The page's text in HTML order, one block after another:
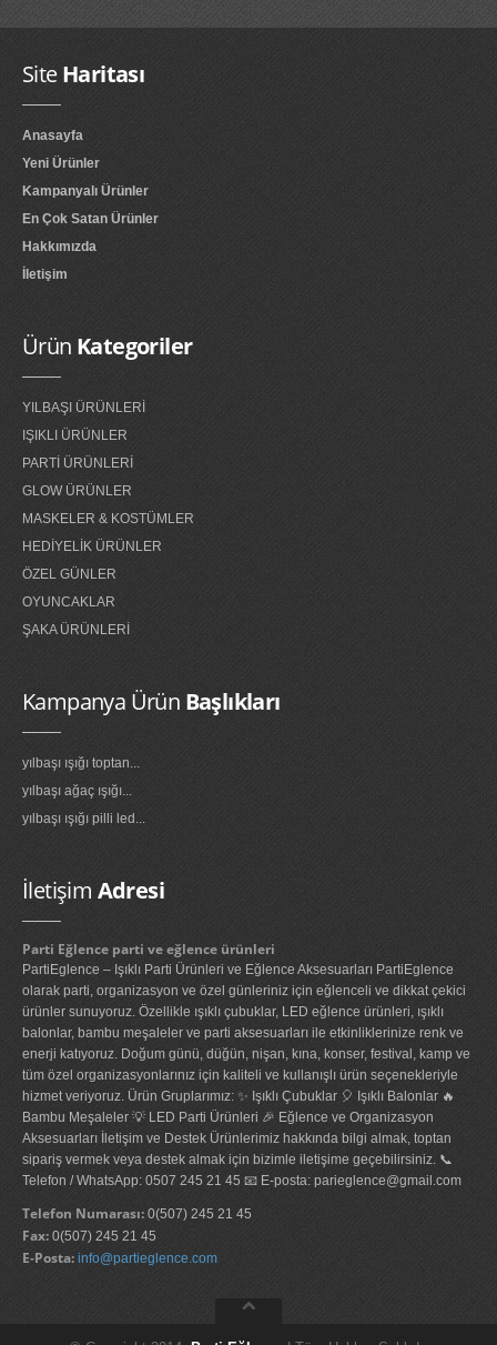
SiteHaritası
Anasayfa
Yeni Ürünler
Kampanyalı Ürünler
En Çok Satan Ürünler
Hakkımızda
İletişim
Ürün Kategoriler
YILBAŞI ÜRÜNLERİ
IŞIKLI ÜRÜNLER
PARTİ ÜRÜNLERİ
GLOW ÜRÜNLER
MASKELER & KOSTÜMLER
HEDİYELİK ÜRÜNLER
ÖZEL GÜNLER
OYUNCAKLAR
ŞAKA ÜRÜNLERİ
Kampanya Ürün Başlıkları
yılbaşı ışığı toptan...
yılbaşı ağaç ışığı...
yılbaşı ışığı pilli led...
İletişim Adresi
Parti Eğlence parti ve eğlence ürünleri
PartiEglence – Işıklı Parti Ürünleri ve Eğlence Aksesuarları PartiEglence
olarak parti, organizasyon ve özel günleriniz için eğlenceli ve dikkat çekici
ürünler sunuyoruz. Özellikle ışıklı çubuklar, LED eğlence ürünleri, ışıklı
balonlar, bambu meşaleler ve parti aksesuarları ile etkinliklerinize renk ve
enerji katıyoruz. Doğum günü, düğün, nişan, kına, konser, festival, kamp ve
tüm özel organizasyonlarınız için kaliteli ve kullanışlı ürün seçenekleriyle
hizmet veriyoruz. Ürün Gruplarımız: ✨ Işıklı Çubuklar 🎈 Işıklı Balonlar 🔥
Bambu Meşaleler 💡 LED Parti Ürünleri 🎉 Eğlence ve Organizasyon
Aksesuarları İletişim ve Destek Ürünlerimiz hakkında bilgi almak, toptan
sipariş vermek veya destek almak için bizimle iletişime geçebilirsiniz. 📞
Telefon / WhatsApp: 0507 245 21 45 📧 E-posta: parieglence@gmail.com
Telefon Numarası: 0(507) 245 21 45
Fax: 0(507) 245 21 45
E-Posta: info@partieglence.com